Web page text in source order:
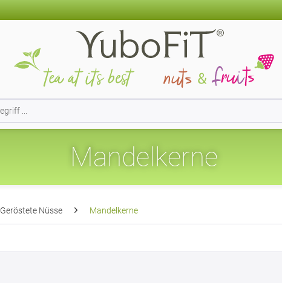
Mandelkerne
Geröstete Nüsse Mandelkerne